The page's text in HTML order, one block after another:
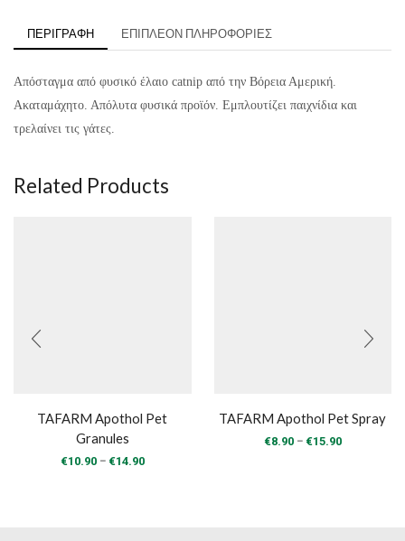
ΠΕΡΙΓΡΑΦΉ ΕΠΙΠΛΈΟΝ ΠΛΗΡΟΦΟΡΊΕΣ
Απόσταγμα από φυσικό έλαιο catnip από την Βόρεια Αμερική.
Ακαταμάχητο. Απόλυτα φυσικά προϊόν. Εμπλουτίζει παιχνίδια και
τρελαίνει τις γάτες.
Related Products
TAFARM Apothol Pet
Granules
€10.90 – €14.90Price
TAFARM Apothol Pet Spray
€8.90 – €15.90Price